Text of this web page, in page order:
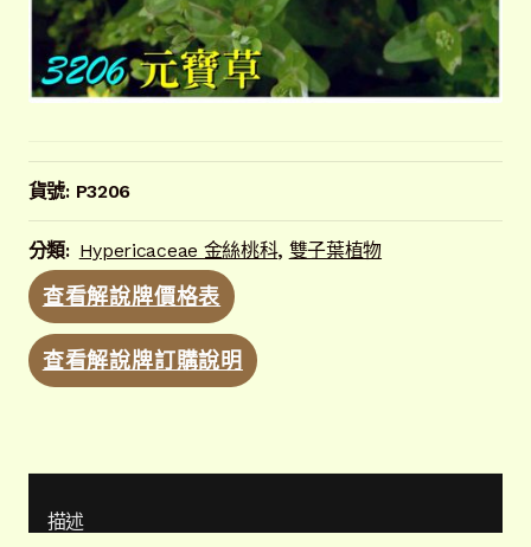
貨號: P3206
分類: Hypericaceae 金絲桃科, 雙子葉植物
查看解說牌價格表
查看解說牌訂購說明
描述